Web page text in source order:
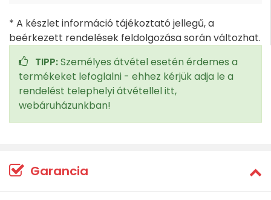
* A készlet információ tájékoztató jellegű, a
beérkezett rendelések feldolgozása során változhat.
TIPP:Személyes átvétel esetén érdemes a
termékeket lefoglalni - ehhez kérjük adja le a
rendelést telephelyi átvétellel itt,
webáruházunkban!
Garancia